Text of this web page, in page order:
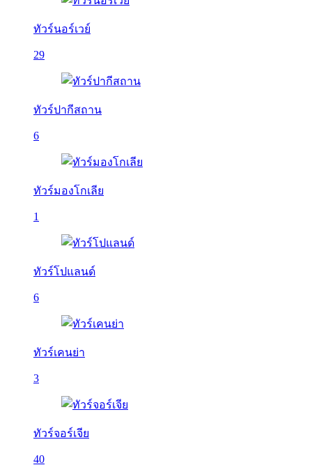
ทัวร์นอร์เวย์
29
ทัวร์ปากีสถาน
6
ทัวร์มองโกเลีย
1
ทัวร์โปแลนด์
6
ทัวร์เคนย่า
3
ทัวร์จอร์เจีย
40